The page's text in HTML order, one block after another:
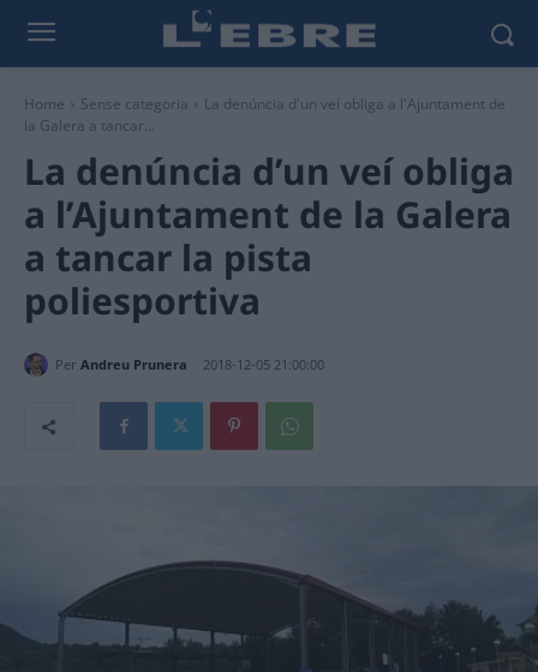
Home Sense categoria
La denúncia d'un veí obliga a l'Ajuntament de
la Galera a tancar...
La denúncia d’un veí obliga
a l’Ajuntament de la Galera
a tancar la pista
poliesportiva
Per Andreu Prunera 2018-12-05 21:00:00